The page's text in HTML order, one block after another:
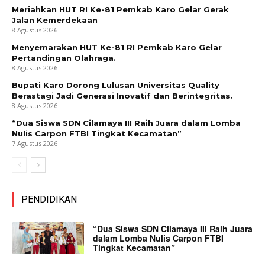
Meriahkan HUT RI Ke-81 Pemkab Karo Gelar Gerak
Jalan Kemerdekaan
8 Agustus 2026
Menyemarakan HUT Ke-81 RI Pemkab Karo Gelar
Pertandingan Olahraga.
8 Agustus 2026
Bupati Karo Dorong Lulusan Universitas Quality
Berastagi Jadi Generasi Inovatif dan Berintegritas.
8 Agustus 2026
“Dua Siswa SDN Cilamaya III Raih Juara dalam Lomba
Nulis Carpon FTBI Tingkat Kecamatan”
7 Agustus 2026
PENDIDIKAN
“Dua Siswa SDN Cilamaya III Raih Juara
dalam Lomba Nulis Carpon FTBI
Tingkat Kecamatan”